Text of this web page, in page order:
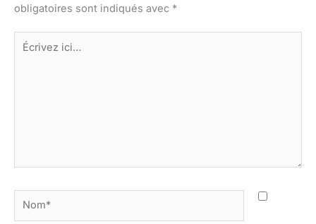
obligatoires sont indiqués avec *
Écrivez
ici…